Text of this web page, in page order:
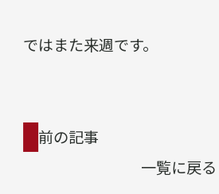
ではまた来週です。
前の記事
一覧に戻る